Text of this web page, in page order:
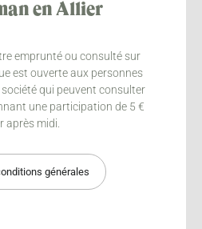
en Allier
emprunté ou consulté sur
est ouverte aux personnes
qui peuvent consulter
une participation de 5 €
après midi.
générales